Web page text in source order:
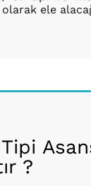
olarak ele
?